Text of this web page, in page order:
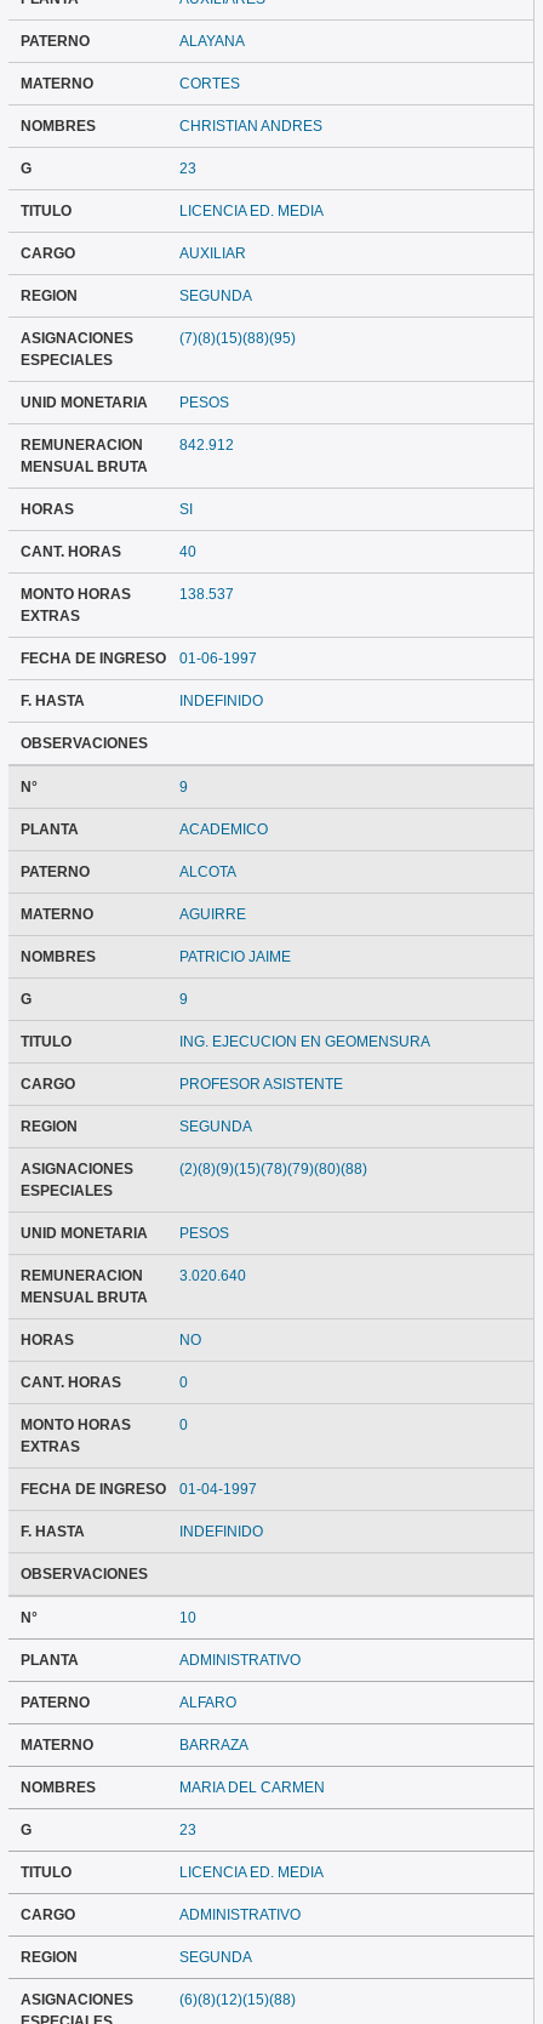
PATERNO ALAYANA
MATERNO CORTES
NOMBRES CHRISTIAN ANDRES
G 23
TITULO LICENCIA ED. MEDIA
CARGO AUXILIAR
REGION SEGUNDA
ASIGNACIONES
ESPECIALES
(7)(8)(15)(88)(95)
UNID MONETARIA PESOS
REMUNERACION
MENSUAL BRUTA
842.912
HORAS SI
CANT. HORAS 40
MONTO HORAS
EXTRAS
138.537
FECHA DE INGRESO 01-06-1997
F. HASTA INDEFINIDO
OBSERVACIONES
N° 9
PLANTA ACADEMICO
PATERNO ALCOTA
MATERNO AGUIRRE
NOMBRES PATRICIO JAIME
G 9
TITULO ING. EJECUCION EN GEOMENSURA
CARGO PROFESOR ASISTENTE
REGION SEGUNDA
ASIGNACIONES
ESPECIALES
(2)(8)(9)(15)(78)(79)(80)(88)
UNID MONETARIA PESOS
REMUNERACION
MENSUAL BRUTA
3.020.640
HORAS NO
CANT. HORAS 0
MONTO HORAS
EXTRAS
0
FECHA DE INGRESO 01-04-1997
F. HASTA INDEFINIDO
OBSERVACIONES
N° 10
PLANTA ADMINISTRATIVO
PATERNO ALFARO
MATERNO BARRAZA
NOMBRES MARIA DEL CARMEN
G 23
TITULO LICENCIA ED. MEDIA
CARGO ADMINISTRATIVO
REGION SEGUNDA
ASIGNACIONES
(6)(8)(12)(15)(88)